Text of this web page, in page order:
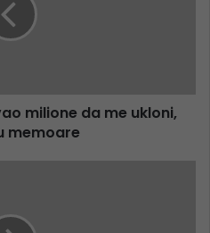
milione da me ukloni,
memoare